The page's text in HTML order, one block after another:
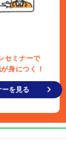
セミナーで
身につく！
ーを見る